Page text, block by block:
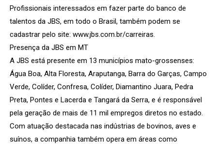
Profissionais interessados em fazer parte do banco de
talentos da JBS, em todo o Brasil, também podem se
cadastrar pelo site: www.jbs.com.br/carreiras.
Presença da JBS em MT
A JBS está presente em 13 municípios mato-grossenses:
Água Boa, Alta Floresta, Araputanga, Barra do Garças, Campo
Verde, Colíder, Confresa, Colíder, Diamantino Juara, Pedra
Preta, Pontes e Lacerda e Tangará da Serra, e é responsável
pela geração de mais de 11 mil empregos diretos no estado.
Com atuação destacada nas indústrias de bovinos, aves e
suínos, a companhia também opera em áreas como